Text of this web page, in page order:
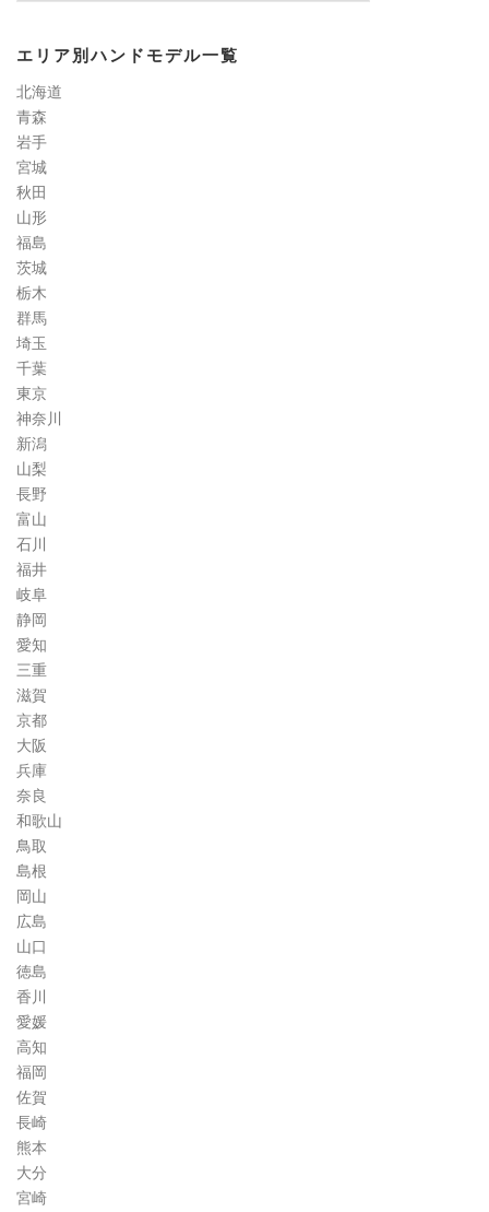
定
コ
ラ
ム
エリア別ハンドモデル一覧
北海道
青森
岩手
宮城
秋田
山形
福島
茨城
栃木
群馬
埼玉
千葉
東京
神奈川
新潟
山梨
長野
富山
石川
福井
岐阜
静岡
愛知
三重
滋賀
京都
大阪
兵庫
奈良
和歌山
鳥取
島根
岡山
広島
山口
徳島
香川
愛媛
高知
福岡
佐賀
長崎
熊本
大分
宮崎